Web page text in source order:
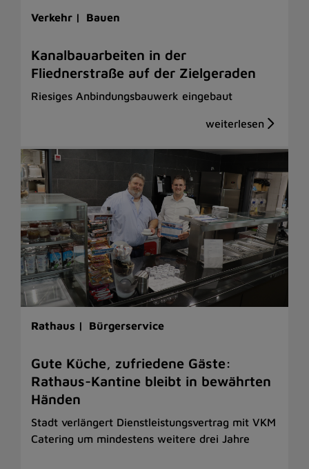
Verkehr | Bauen
Kanalbauarbeiten in der
Fliednerstraße auf der Zielgeraden
Riesiges Anbindungsbauwerk eingebaut
Rathaus | Bürgerservice
Gute Küche, zufriedene Gäste:
Rathaus-Kantine bleibt in bewährten
Händen
Stadt verlängert Dienstleistungsvertrag mit VKM
Catering um mindestens weitere drei Jahre